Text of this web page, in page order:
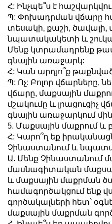
Հ: Ինչպե՞ս է
Պ: Փոխադրման վճարը
տեսակի, քաշի, ծավալի,
նպատակակետի և
Մենք կտրամադրենք
գնային առաջարկ:
Հ: Կան արդյո՞ք
Պ: Ոչ: Բոլոր վճարները,
վճարը, մաքսային
մշակումը և լրացուցիչ
գնային առաջարկում
5. Մաքսային մաքրում և
Հ: Կարո՞ղ եք
Չինաստանում և
Ա. Մենք Չինաստանում
մասնագիտական
և մաքսային մաքրման
համագործակցում ենք
գործակալների հետ՝
մաքսային մաքրման